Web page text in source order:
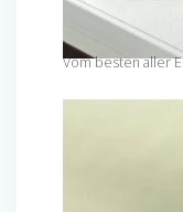
Vom besten aller